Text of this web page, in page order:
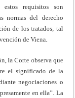
requisitos son
normas del derecho
de los tratados, tal
de Viena.
la Corte observa que
el significado de la
negociaciones o
en ella”. La